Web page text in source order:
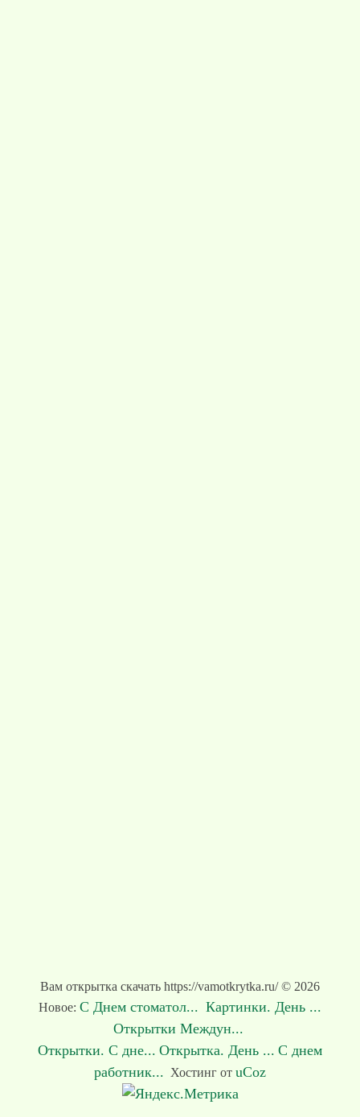
Вам открытка скачать https://vamotkrytka.ru/ © 2026
Новое: С Днем стоматол... Картинки. День ...
Открытки Междун...
Открытки. С дне... Открытка. День ... С днем
работник... Хостинг от uCoz